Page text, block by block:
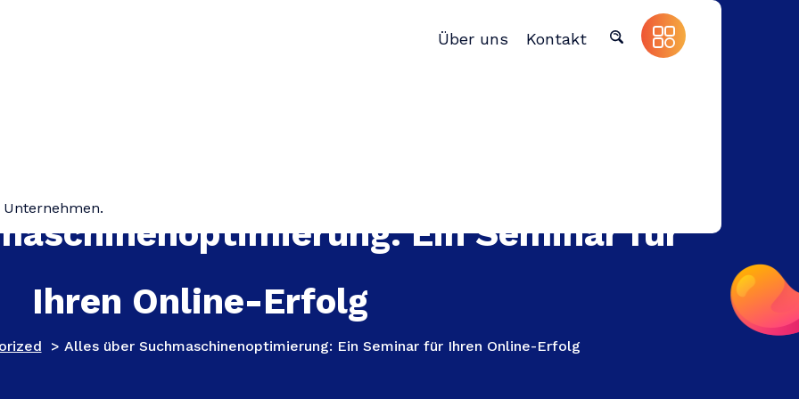
Über uns Kontakt
Ein Seminar für
Ihren Online-Erfolg
> Alles über Suchmaschinenoptimierung: Ein Seminar für Ihren Online-Erfolg